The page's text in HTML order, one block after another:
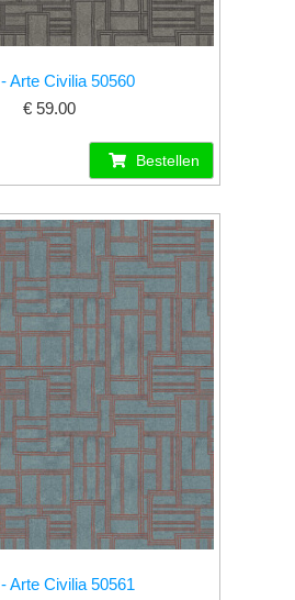
- Arte Civilia 50560
€ 59.00
Bestellen
- Arte Civilia 50561